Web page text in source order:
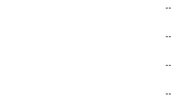
--
--
--
--